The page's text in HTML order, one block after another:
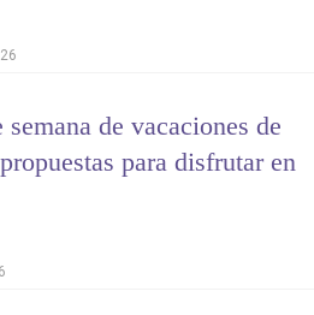
de vacaciones de
para disfrutar en